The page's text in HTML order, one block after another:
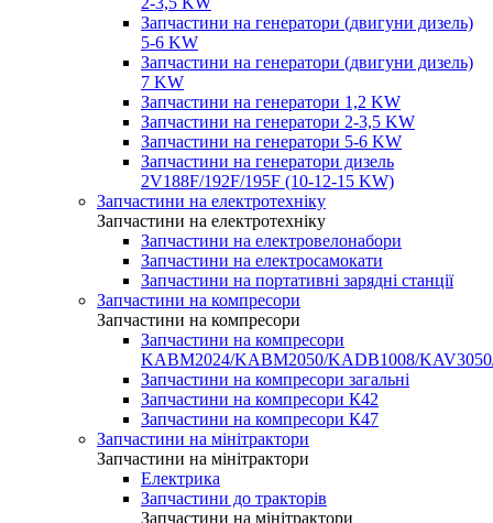
Запчастини на генератори (двигуни дизель)
5-6 KW
Запчастини на генератори (двигуни дизель)
7 KW
Запчастини на генератори 1,2 KW
Запчастини на генератори 2-3,5 KW
Запчастини на генератори 5-6 KW
Запчастини на генератори дизель
2V188F/192F/195F (10-12-15 KW)
Запчастини на електротехніку
Запчастини на електротехніку
Запчастини на електровелонабори
Запчастини на електросамокати
Запчастини на портативні зарядні станції
Запчастини на компресори
Запчастини на компресори
Запчастини на компресори
KABM2024/KABM2050/KADB1008/
Запчастини на компресори загальні
Запчастини на компресори К42
Запчастини на компресори К47
Запчастини на мінітрактори
Запчастини на мінітрактори
Електрика
Запчастини до тракторів
Запчастини на мінітрактори